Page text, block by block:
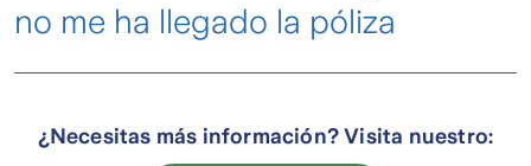
no me ha llegado la póliza
que nos indicaste en la compra, de todas
¿Necesitas más información? Visita nuestro: